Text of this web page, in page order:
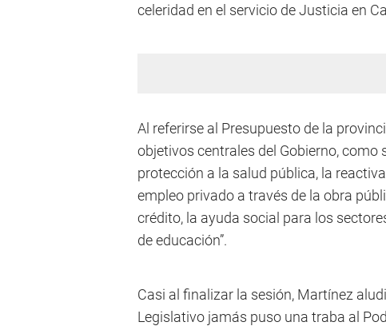
celeridad en el servicio de Justicia en
Al referirse al Presupuesto de la
objetivos centrales del Gobierno, como
protección a la salud pública, la
empleo privado a través de la obra
crédito, la ayuda social para los
de educación”.
Casi al finalizar la sesión, Martínez
Legislativo jamás puso una traba al